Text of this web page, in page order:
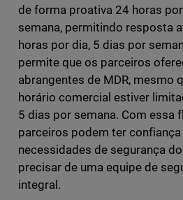
de forma proativa 24 horas
semana, permitindo resposta
horas por dia, 5 dias por
permite que os parceiros
abrangentes de MDR, mesmo
horário comercial estiver
5 dias por semana. Com essa
parceiros podem ter confiança
necessidades de segurança
precisar de uma equipe de
integral.